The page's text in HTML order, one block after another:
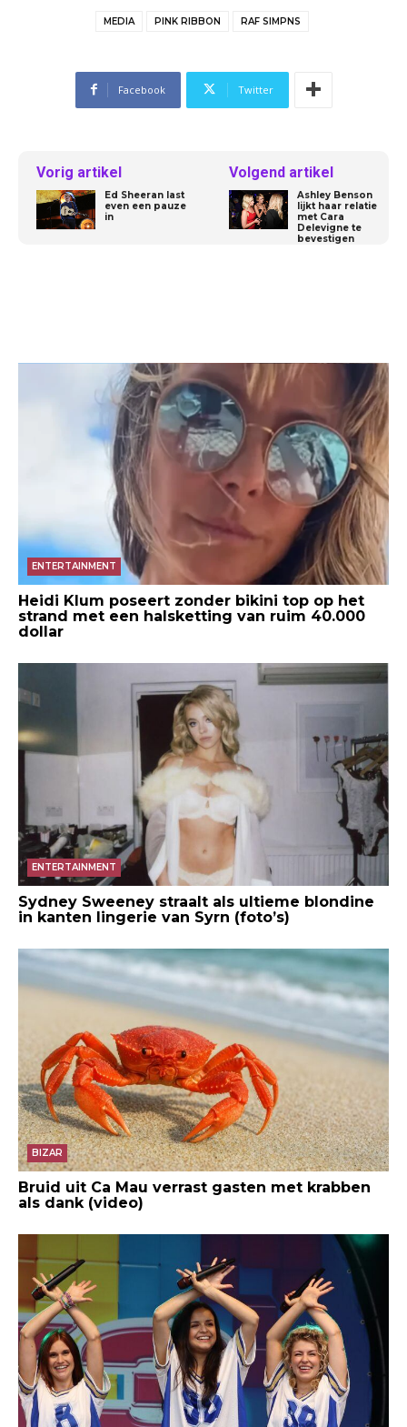
MEDIA PINK RIBBON RAF SIMPNS
Facebook Twitter
Vorig artikel
Ed Sheeran last
even een pauze
in
Volgend artikel
Ashley Benson
lijkt haar relatie
met Cara
Delevigne te
bevestigen
ENTERTAINMENT
Heidi Klum poseert zonder bikini top op het
strand met een halsketting van ruim 40.000
dollar
ENTERTAINMENT
Sydney Sweeney straalt als ultieme blondine
in kanten lingerie van Syrn (foto’s)
BIZAR
Bruid uit Ca Mau verrast gasten met krabben
als dank (video)